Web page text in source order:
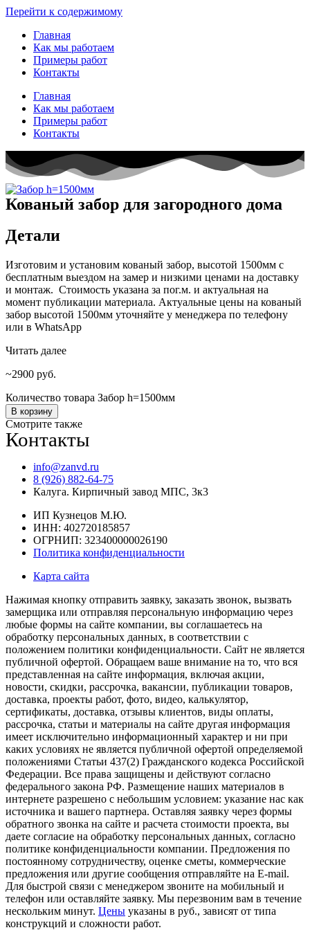
Перейти к содержимому
Главная
Как мы работаем
Примеры работ
Контакты
Главная
Как мы работаем
Примеры работ
Контакты
Кованый забор для загородного дома
Детали
Изготовим и установим кованый забор, высотой 1500мм с
бесплатным выездом на замер и низкими ценами на доставку
и монтаж. Стоимость указана за пог.м. и актуальная на
момент публикации материала. Актуальные цены на кованый
забор высотой 1500мм уточняйте у менеджера по телефону
или в WhatsApp
Читать далее
2900 руб.
Количество товара Забор h=1500мм
В корзину
Смотрите также
Контакты
info@zanvd.ru
8 (926) 882-64-75
Калуга. Кирпичный завод МПС, 3к3
ИП Кузнецов М.Ю.
ИНН: 402720185857
ОГРНИП: 323400000026190
Политика конфиденциальности
Карта сайта
Нажимая кнопку отправить заявку, заказать звонок, вызвать
замерщика или отправляя персональную информацию через
любые формы на сайте компании, вы соглашаетесь на
обработку персональных данных, в соответствии с
положением политики конфиденциальности. Сайт не является
публичной офертой. Обращаем ваше внимание на то, что вся
представленная на сайте информация, включая акции,
новости, скидки, рассрочка, вакансии, публикации товаров,
доставка, проекты работ, фото, видео, калькулятор,
сертификаты, доставка, отзывы клиентов, виды оплаты,
рассрочка, статьи и материалы на сайте другая информация
имеет исключительно информационный характер и ни при
каких условиях не является публичной офертой определяемой
положениями Статьи 437(2) Гражданского кодекса Российской
Федерации. Все права защищены и действуют согласно
федерального закона РФ. Размещение наших материалов в
интернете разрешено с небольшим условием: указание нас как
источника и вашего партнера. Оставляя заявку через формы
обратного звонка на сайте и расчета стоимости проекта, вы
даете согласие на обработку персональных данных, согласно
политике конфиденциальности компании. Предложения по
постоянному сотрудничеству, оценке сметы, коммерческие
предложения или другие сообщения отправляйте на E-mail.
Для быстрой связи с менеджером звоните на мобильный и
телефон или оставляйте заявку. Мы перезвоним вам в течение
нескольким минут. Цены указаны в руб., зависят от типа
конструкций и сложности работ.